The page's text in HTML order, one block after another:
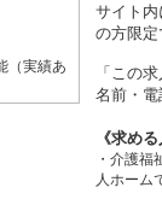
（実績あ
サイト
の方限定
「この
名前・
求める
・介護
人ホーム